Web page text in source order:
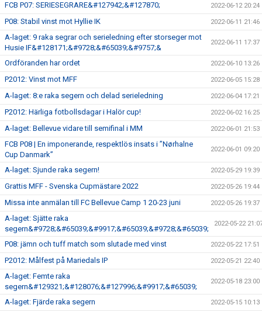
FCB P07: SERIESEGRARE&#127942;&#127870; 2022-06-12 20:24
P08: Stabil vinst mot Hyllie IK 2022-06-11 21:46
A-laget: 9 raka segrar och serieledning efter storseger mot
Husie IF&#128171;&#9728;&#65039;&#9757;&
2022-06-11 17:37
Ordföranden har ordet 2022-06-10 13:26
P2012: Vinst mot MFF 2022-06-05 15:28
A-laget: 8:e raka segern och delad serieledning 2022-06-04 17:21
P2012: Härliga fotbollsdagar i Halör cup! 2022-06-02 16:25
A-laget: Bellevue vidare till semifinal i MM 2022-06-01 21:53
FCB P08 | En imponerande, respektlös insats i ”Nørhalne
Cup Danmark”
2022-06-01 09:20
A-laget: Sjunde raka segern! 2022-05-29 19:39
Grattis MFF - Svenska Cupmästare 2022 2022-05-26 19:44
Missa inte anmälan till FC Bellevue Camp 1 20-23 juni 2022-05-26 19:37
A-laget: Sjätte raka
segern&#9728;&#65039;&#9917;&#65039;&#9728;&#65039;
2022-05-22
P08: jämn och tuff match som slutade med vinst 2022-05-22 17:51
P2012: Målfest på Mariedals IP 2022-05-21 22:40
A-laget: Femte raka
segern&#129321;&#128076;&#127996;&#9917;&#65039;
2022-05-18 23:00
A-laget: Fjärde raka segern 2022-05-15 10:13